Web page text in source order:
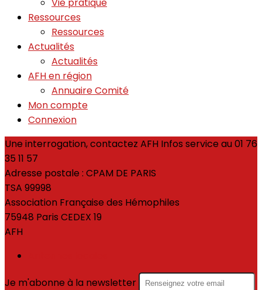
Ressources
Ressources
Actualités
Actualités
AFH en région
Annuaire Comité
Mon compte
Connexion
Une interrogation, contactez AFH Infos service au 01 76
35 11 57
Adresse postale : CPAM DE PARIS
TSA 99998
Association Française des Hémophiles
75948 Paris CEDEX 19
AFH
Je m'abonne à la newsletter